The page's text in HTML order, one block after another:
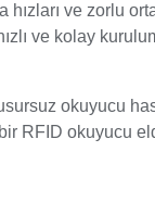
ve zorlu
ve kolay
okuyucu
RFID okuyucu